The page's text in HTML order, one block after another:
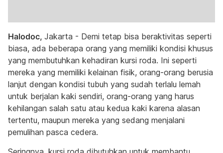
Halodoc, Jakarta - Demi tetap bisa beraktivitas seperti
biasa, ada beberapa orang yang memiliki kondisi khusus
yang membutuhkan kehadiran kursi roda. Ini seperti
mereka yang memiliki kelainan fisik, orang-orang berusia
lanjut dengan kondisi tubuh yang sudah terlalu lemah
untuk berjalan kaki sendiri, orang-orang yang harus
kehilangan salah satu atau kedua kaki karena alasan
tertentu, maupun mereka yang sedang menjalani
pemulihan pasca cedera.